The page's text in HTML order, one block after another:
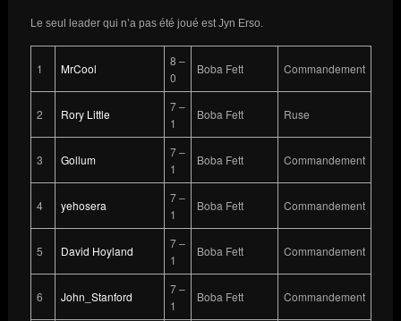
Le seul leader qui n’a pas été joué est Jyn Erso.
1 MrCool
8 –
0
Boba Fett Commandement
2 Rory Little
7 –
1
Boba Fett Ruse
3 Gollum
7 –
1
Boba Fett Commandement
4 yehosera
7 –
1
Boba Fett Commandement
5 David Hoyland
7 –
1
Boba Fett Commandement
6 John_Stanford
7 –
1
Boba Fett Commandement